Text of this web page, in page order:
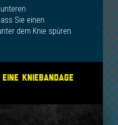
Sie einen
dem Knie spüren.
Kniebandage